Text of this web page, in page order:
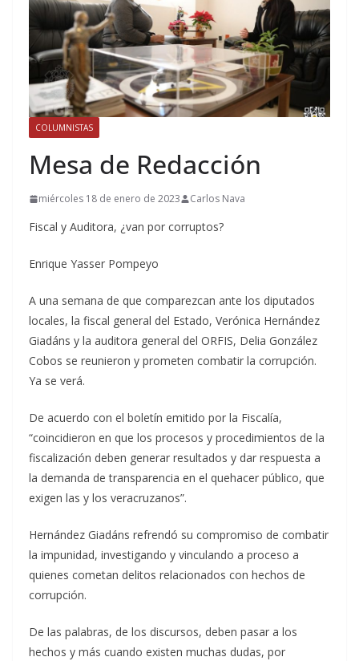
COLUMNISTAS
Mesa de Redacción
miércoles 18 de enero de 2023 Carlos Nava
Fiscal y Auditora, ¿van por corruptos?
Enrique Yasser Pompeyo
A una semana de que comparezcan ante los diputados
locales, la fiscal general del Estado, Verónica Hernández
Giadáns y la auditora general del ORFIS, Delia González
Cobos se reunieron y prometen combatir la corrupción.
Ya se verá.
De acuerdo con el boletín emitido por la Fiscalía,
“coincidieron en que los procesos y procedimientos de la
fiscalización deben generar resultados y dar respuesta a
la demanda de transparencia en el quehacer público, que
exigen las y los veracruzanos”.
Hernández Giadáns refrendó su compromiso de combatir
la impunidad, investigando y vinculando a proceso a
quienes cometan delitos relacionados con hechos de
corrupción.
De las palabras, de los discursos, deben pasar a los
hechos y más cuando existen muchas dudas, por